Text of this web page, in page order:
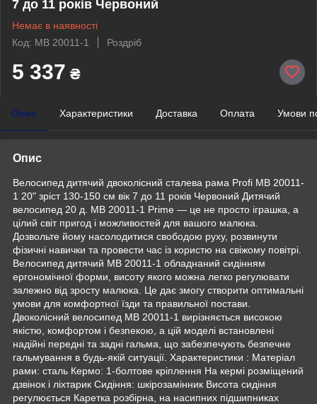
7 до 11 років Червоний
Немає в наявності
Код: MB 20011-1
Роздріб
5 337 ₴
Опис Характеристики Доставка Оплата Умови
Опис
Велосипед дитячий двоколісний сталева рама Profi MB 20011-
1 20" зріст 130-150 см вік 7 до 11 років Червоний Дитячий
велосипед 20 д. MB 20011-1 Prime — це не просто іграшка, а
цілий світ пригод і можливостей для вашого малюка.
Дозвольте йому насолодитися свободою руху, розвинути
фізичні навички та провести час із користю на свіжому повітрі.
Велосипед дитячий MB 20011-1 обладнаний сидінням
ергономічної форми, висоту якого можна легко регулювати
залежно від зросту малюка. Це дає змогу створити оптимальні
умови для комфортної їзди та правильної постави.
Двоколісний велосипед MB 20011-1 вирізняється високою
якістю, комфортом і безпекою, а цій моделі встановлені
надійні передні та задні гальма, що забезпечують безпечне
гальмування в будь-якій ситуації. Характеристики : Матеріал
рами: сталь Кермо: 1-болтове кріплення На кермі розміщений
дзвінок і ліхтарик Сидіння: шкірозамінник Висота сидіння
регулюється Каретка розбірна, на насипних підшипниках